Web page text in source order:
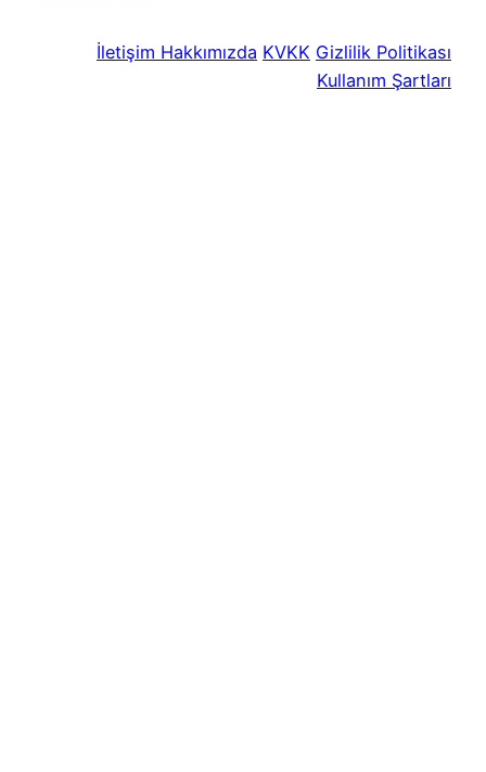
İletişim Hakkımızda KVKK Gizlilik Politikası
Kullanım Şartları